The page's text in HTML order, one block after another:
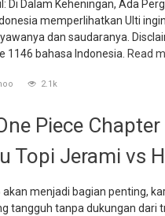
Di Dalam Keheningan, Ada
memperlihatkan Ulti
dan saudaranya.
1146 bahasa Indonesia. Read
2.1k
Piece
Topi Jerami vs
menjadi bagian penting,
tangguh tanpa dukungan dari